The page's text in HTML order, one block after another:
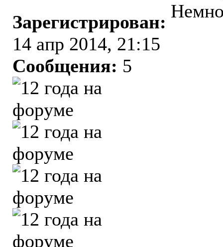
Зарегистрирован:
14 апр 2014, 21:15
Сообщения: 5